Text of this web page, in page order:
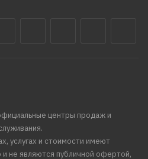
центры продаж и
услугах и стоимости имеют
не являются публичной офертой,